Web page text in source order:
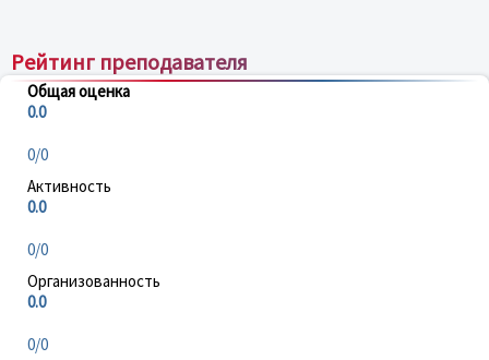
Рейтинг преподавателя
Общая оценка
0.0
0/0
Активность
0.0
0/0
Организованность
0.0
0/0